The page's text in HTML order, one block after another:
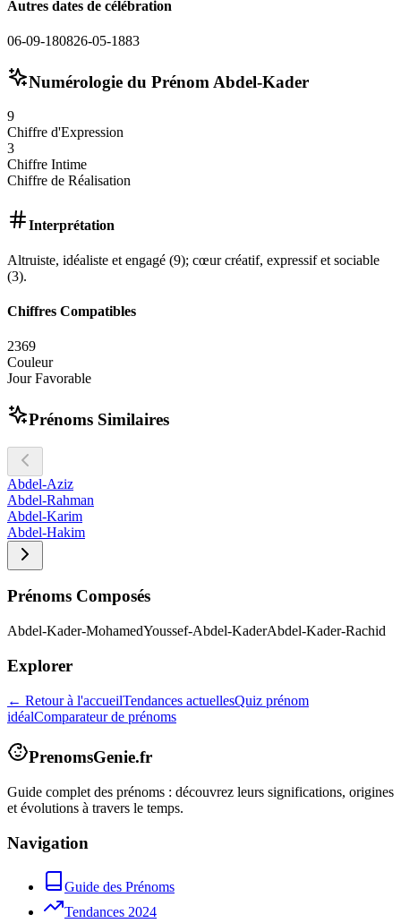
Autres dates de célébration
06-09-180826-05-1883
Numérologie du Prénom Abdel-Kader
9
Chiffre d'Expression
3
Chiffre Intime
Chiffre de Réalisation
Interprétation
Altruiste, idéaliste et engagé (9); cœur créatif, expressif et sociable
(3).
Chiffres Compatibles
2369
Couleur
Jour Favorable
Prénoms Similaires
Abdel-Aziz
Abdel-Rahman
Abdel-Karim
Abdel-Hakim
Prénoms Composés
Abdel-Kader-MohamedYoussef-Abdel-KaderAbdel-Kader-Rachid
Explorer
← Retour à l'accueilTendances actuellesQuiz prénom
idéalComparateur de prénoms
PrenomsGenie.fr
Guide complet des prénoms : découvrez leurs significations, origines
et évolutions à travers le temps.
Navigation
Guide des Prénoms
Tendances 2024